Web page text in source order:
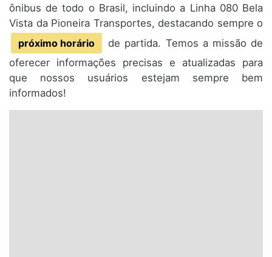
ônibus de todo o Brasil, incluindo a Linha 080 Bela
Vista da Pioneira Transportes, destacando sempre o
próximo horário
de partida. Temos a missão de
oferecer informações precisas e atualizadas para
que nossos usuários estejam sempre bem
informados!